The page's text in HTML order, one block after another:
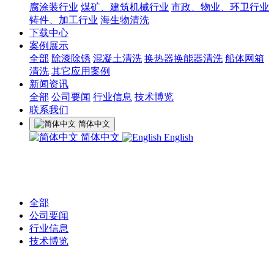
腐涂装行业 煤矿、建筑机械行业 市政、物业、环卫行业
铸件、加工行业 海生物清洗
下载中心
案例展示
全部 除漆除锈 混凝土清洗 换热器换能器清洗 船体网箱
清洗 其它应用案例
新闻资讯
全部 公司要闻 行业信息 技术博览
联系我们
简体中文
简体中文 English
全部
公司要闻
行业信息
技术博览